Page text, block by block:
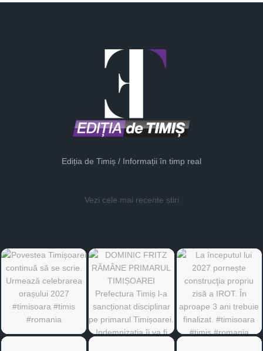
Ediția de Timiș / Informații în timp real
Vezi cele mai recente știri